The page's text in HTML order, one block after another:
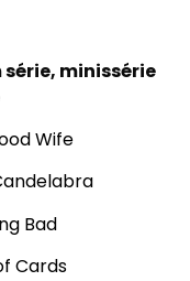
minissérie
Wife
Bad
Cards